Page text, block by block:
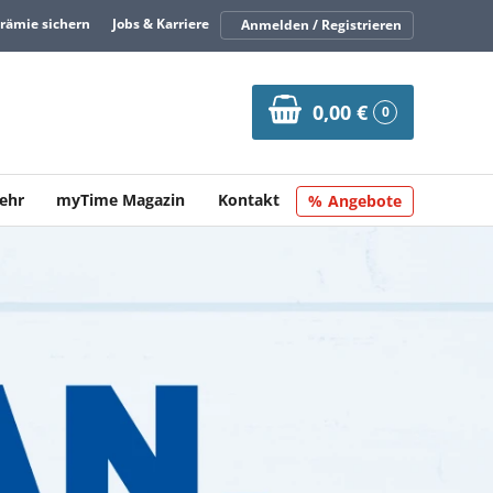
sichern Jobs & Karriere Anmelden / Registrieren
0,00 € 0
myTime Magazin Kontakt Angebote